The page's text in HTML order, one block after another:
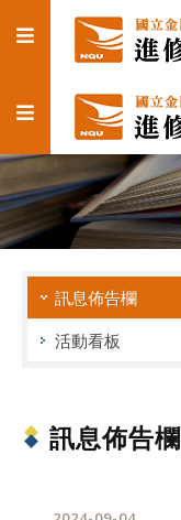
訊息佈告欄
活動看板
訊息佈告欄